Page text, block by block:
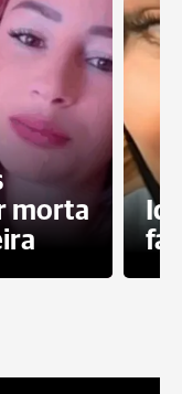
morta